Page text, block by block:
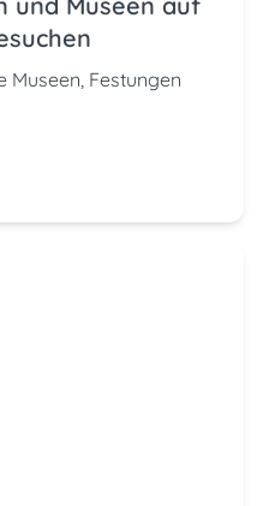
Festungen